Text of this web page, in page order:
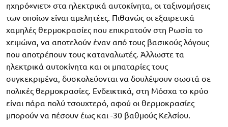
ηχηρό«νιετ» στα ηλεκτρικά αυτοκίνητα, οι ταξινομήσεις
των οποίων είναι αμελητέες. Πιθανώς οι εξαιρετικά
χαμηλές θερμοκρασίες που επικρατούν στη Ρωσία το
χειμώνα, να αποτελούν έναν από τους βασικούς λόγους
που αποτρέπουν τους καταναλωτές. Άλλωστε τα
ηλεκτρικά αυτοκίνητα και οι μπαταρίες τους
συγκεκριμένα, δυσκολεύονται να δουλέψουν σωστά σε
πολικές θερμοκρασίες. Ενδεικτικά, στη Μόσχα το κρύο
είναι πάρα πολύ τσουχτερό, αφού οι θερμοκρασίες
μπορούν να πέσουν έως και -30 βαθμούς Κελσίου.